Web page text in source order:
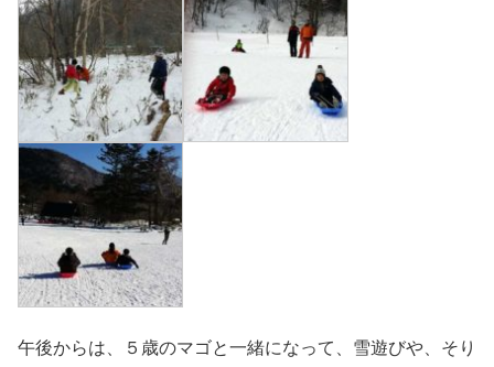
午後からは、５歳のマゴと一緒になって、雪遊びや、そり